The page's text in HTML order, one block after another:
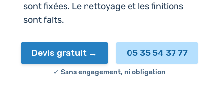
sont fixées. Le net­toyage et les fini­tions
sont faits.
Devis gratuit 05 35 54 37 77
✓ Sans engagement, ni obligation